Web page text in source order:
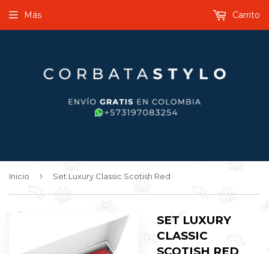
Más Carrito
Inicio › Set Luxury Classic Scotish Red
SET LUXURY
CLASSIC